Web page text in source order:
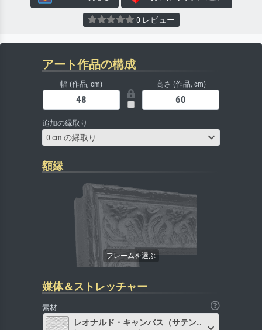
0 レビュー
アート作品の構成
幅 (作品, cm) 高さ (作品, cm)
追加の縁取り
0 cm の縁取り
額縁
媒体＆ストレッチャー
素材
レオナルド・キャンバス（サテン）